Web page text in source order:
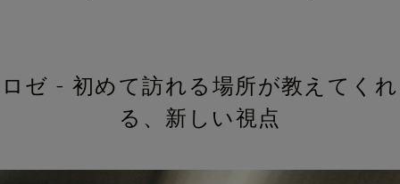
ロゼ - 初めて訪れる場所が教えてくれ
る、新しい視点